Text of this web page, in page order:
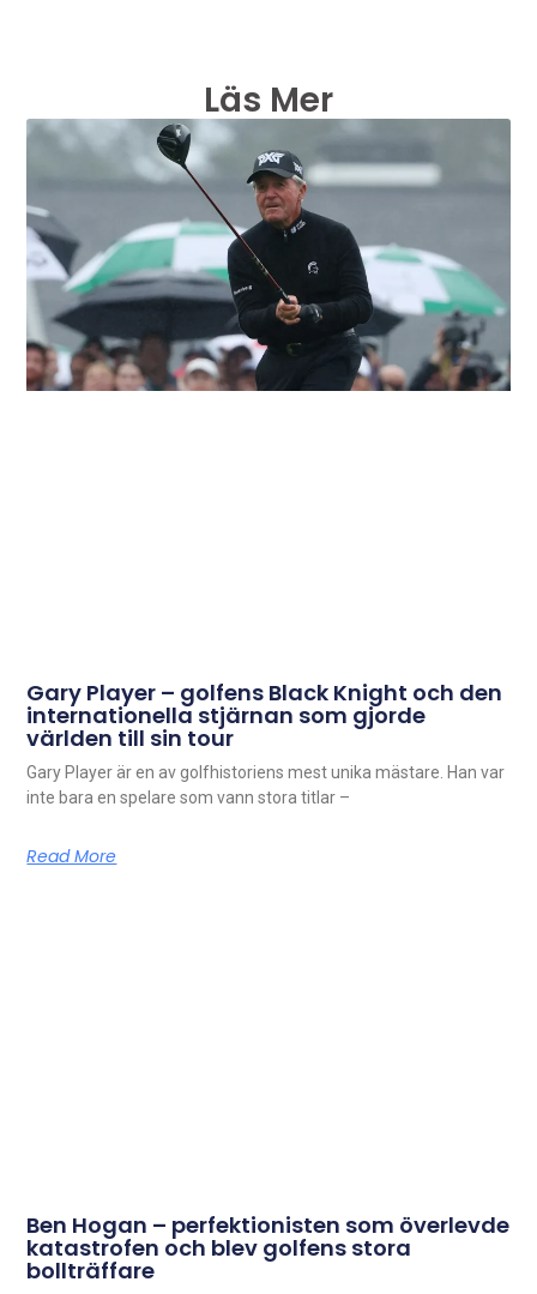
Läs Mer
Gary Player – golfens Black Knight och den
internationella stjärnan som gjorde
världen till sin tour
Gary Player är en av golfhistoriens mest unika mästare. Han var
inte bara en spelare som vann stora titlar –
Read More
Ben Hogan – perfektionisten som överlevde
katastrofen och blev golfens stora
bollträffare